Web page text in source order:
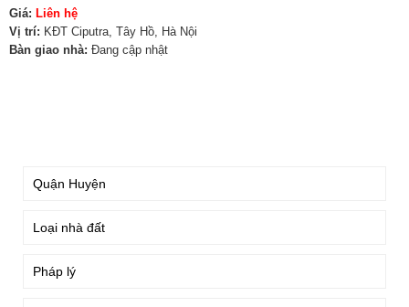
Giá: Liên hệ
Vị trí: KĐT Ciputra, Tây Hồ, Hà Nội
Bàn giao nhà: Đang cập nhật